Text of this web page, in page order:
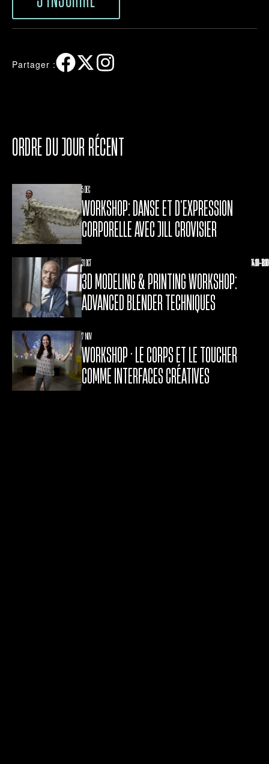
Partager :
ORDRE DU JOUR RÉCENT
5 DEC
WORKSHOP: DANSE ET D’EXPRESSION
CORPORELLE AVEC JILL CROVISIER
31 OCT 14:00-18:00
3D MODELING & PRINTING WORKSHOP:
ADVANCED BLENDER TECHNIQUES
7 NOV
WORKSHOP • LE CORPS ET LE TOUCHER
COMME INTERFACES CRÉATIVES